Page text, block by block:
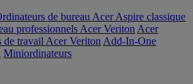
de bureau Acer Aspire classique
professionnels Acer Veriton Acer
de travail Acer Veriton Add-In-One
Miniordinateurs